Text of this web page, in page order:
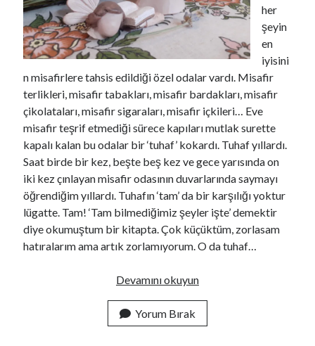
her
şeyin
en
iyisini
n misafirlere tahsis edildiği özel odalar vardı. Misafir
terlikleri, misafir tabakları, misafir bardakları, misafir
çikolataları, misafir sigaraları, misafir içkileri… Eve
misafir teşrif etmediği sürece kapıları mutlak surette
kapalı kalan bu odalar bir ‘tuhaf’ kokardı. Tuhaf yıllardı.
Saat birde bir kez, beşte beş kez ve gece yarısında on
iki kez çınlayan misafir odasının duvarlarında saymayı
öğrendiğim yıllardı. Tuhafın ‘tam’ da bir karşılığı yoktur
lügatte. Tam! ‘Tam bilmediğimiz şeyler işte’ demektir
diye okumuştum bir kitapta. Çok küçüktüm, zorlasam
hatıralarım ama artık zorlamıyorum. O da tuhaf…
Devamını okuyunMisafir
Tuhaf
Yorum Bırak